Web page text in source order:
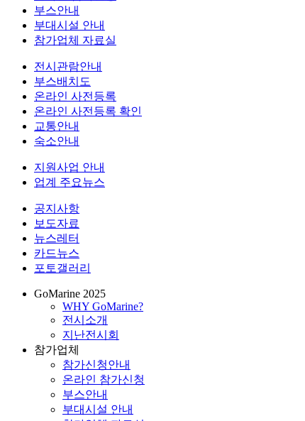
부스안내
부대시설 안내
참가업체 자료실
전시관람안내
부스배치도
온라인 사전등록
온라인 사전등록 확인
교통안내
숙소안내
지원사업 안내
업계 주요뉴스
공지사항
보도자료
뉴스레터
카드뉴스
포토갤러리
GoMarine 2025
WHY GoMarine?
전시소개
지난전시회
참가업체
참가신청안내
온라인 참가신청
부스안내
부대시설 안내